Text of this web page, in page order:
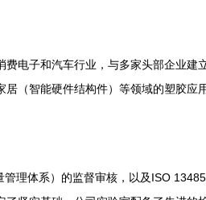
电子和汽车行业，与多家头部企业建
（智能硬件结构件）等领域的塑胶应
理体系）的监督审核，以及ISO